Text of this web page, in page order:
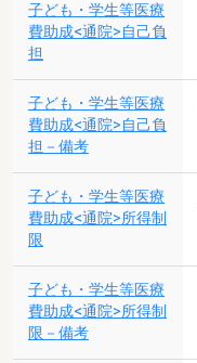
子ども・学生等医療
費助成<通院>自己負
担
子ども・学生等医療
費助成<通院>自己負
担－備考
子ども・学生等医療
費助成<通院>所得制
限
子ども・学生等医療
費助成<通院>所得制
限－備考